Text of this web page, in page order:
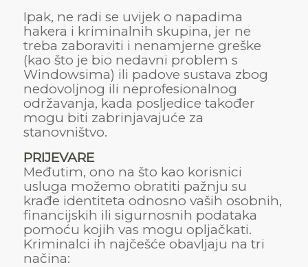
Ipak, ne radi se uvijek o napadima
hakera i kriminalnih skupina, jer ne
treba zaboraviti i nenamjerne greške
(kao što je bio nedavni problem s
Windowsima) ili padove sustava zbog
nedovoljnog ili neprofesionalnog
održavanja, kada posljedice također
mogu biti zabrinjavajuće za
stanovništvo.
PRIJEVARE
Međutim, ono na što kao korisnici
usluga možemo obratiti pažnju su
krađe identiteta odnosno vaših osobnih,
financijskih ili sigurnosnih podataka
pomoću kojih vas mogu opljačkati.
Kriminalci ih najčešće obavljaju na tri
načina: